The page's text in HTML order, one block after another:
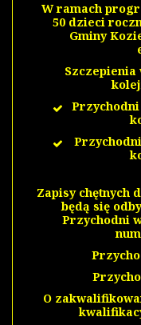
W ramach
50 dzieci
Gminy
Szczepienia
Przychodni
Zapisy chętnych
będą się
Przychodni
O